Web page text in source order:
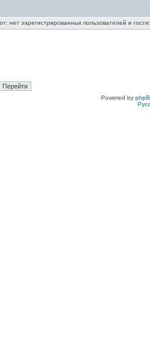
нет зарегистрированных пользователей и
Powered by